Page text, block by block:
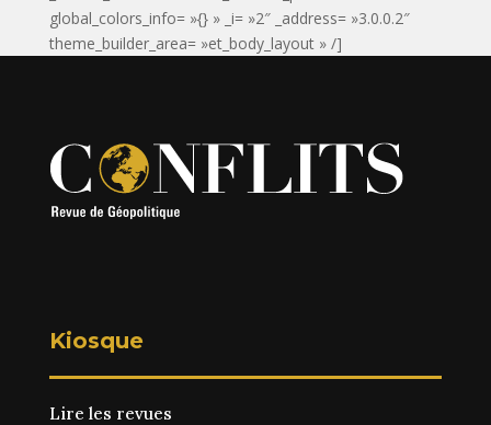
global_colors_info= »{} » _i= »2″ _address= »3.0.0.2″
theme_builder_area= »et_body_layout » /]
Kiosque
Lire les revues